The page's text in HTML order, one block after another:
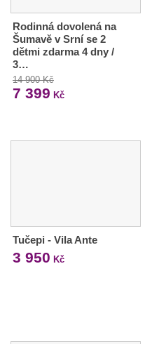
Rodinná dovolená na
Šumavě v Srní se 2
dětmi zdarma 4 dny /
3…
14 900 Kč
7 399 Kč
Tučepi - Vila Ante
3 950 Kč